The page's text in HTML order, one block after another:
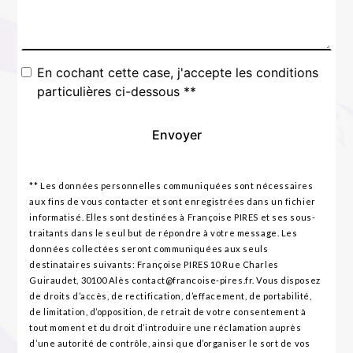
En cochant cette case, j'accepte les conditions
particulières ci-dessous **
Envoyer
** Les données personnelles communiquées sont nécessaires
aux fins de vous contacter et sont enregistrées dans un fichier
informatisé. Elles sont destinées à Françoise PIRES et ses sous-
traitants dans le seul but de répondre à votre message. Les
données collectées seront communiquées aux seuls
destinataires suivants: Françoise PIRES 10 Rue Charles
Guiraudet, 30100 Alès contact@francoise-pires.fr. Vous disposez
de droits d’accès, de rectification, d’effacement, de portabilité,
de limitation, d’opposition, de retrait de votre consentement à
tout moment et du droit d’introduire une réclamation auprès
d’une autorité de contrôle, ainsi que d’organiser le sort de vos